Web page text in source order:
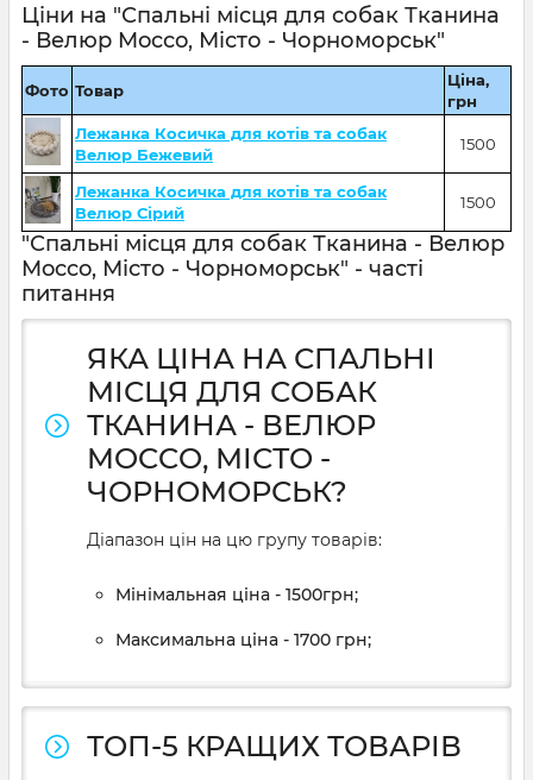
Ціни на "Спальні місця для собак Тканина
- Велюр Mocco, Місто - Чорноморськ"
Фото Товар
Ціна,
грн
Лежанка Косичка для котів та собак
Велюр Бежевий
1500
Лежанка Косичка для котів та собак
Велюр Сірий
1500
"Спальні місця для собак Тканина - Велюр
Mocco, Місто - Чорноморськ" - часті
питання
ЯКА ЦІНА НА СПАЛЬНІ
МІСЦЯ ДЛЯ СОБАК
ТКАНИНА - ВЕЛЮР
MOCCO, МІСТО -
ЧОРНОМОРСЬК?
Діапазон цін на цю групу товарів:
Мінімальная ціна - 1500грн;
Максимальна ціна - 1700 грн;
ТОП-5 КРАЩИХ ТОВАРІВ